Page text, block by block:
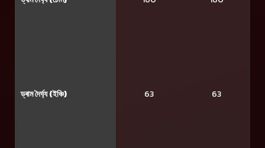
ড্ৰাম দৈৰ্ঘ্য (ইঞ্চি) 63 63